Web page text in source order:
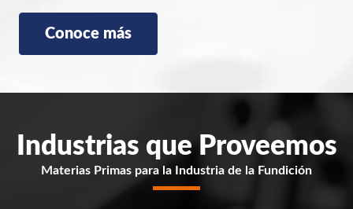
Conoce más
Industrias que Proveemos
Materias Primas para la Industria de la Fundición